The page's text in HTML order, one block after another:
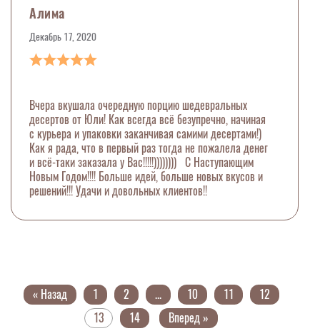
Алима
Декабрь 17, 2020
Вчера вкушала очередную порцию шедевральных
десертов от Юли! Как всегда всё безупречно, начиная
с курьера и упаковки заканчивая самими десертами!)
Как я рада, что в первый раз тогда не пожалела денег
и всё-таки заказала у Вас!!!!!)))))))) С Наступающим
Новым Годом!!!! Больше идей, больше новых вкусов и
решений!!! Удачи и довольных клиентов!!
« Назад 1 2 ... 10 11
12
13
14 Вперед »